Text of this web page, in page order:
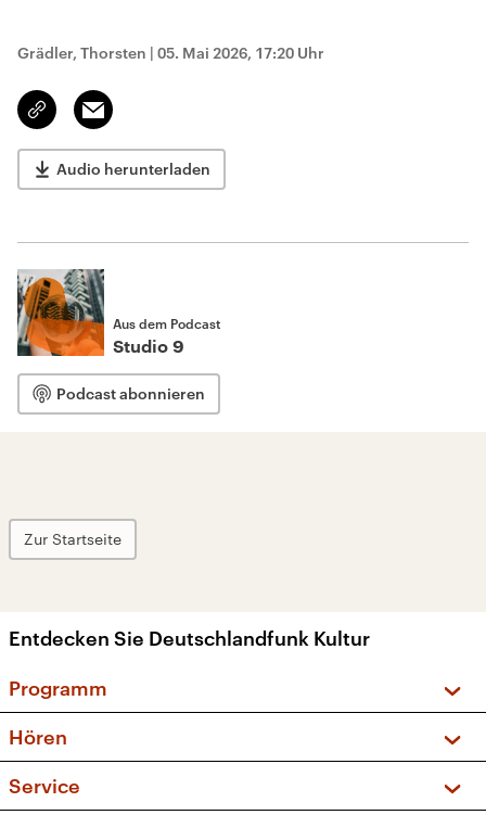
Grädler, Thorsten | 05. Mai 2026, 17:20 Uhr
Link
kopieren/teilen
Email
Audio herunterladen
Aus dem Podcast
Studio 9
Podcast abonnieren
Zur Startseite
Entdecken Sie Deutschlandfunk Kultur
Programm
Sendungen und Podcasts
Musikliste
Hören
Service